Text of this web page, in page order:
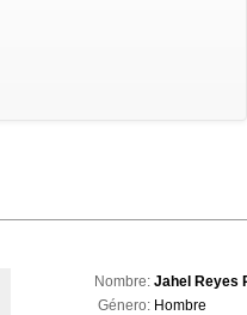
Nombre: Jahel Reyes
Género: Hombre